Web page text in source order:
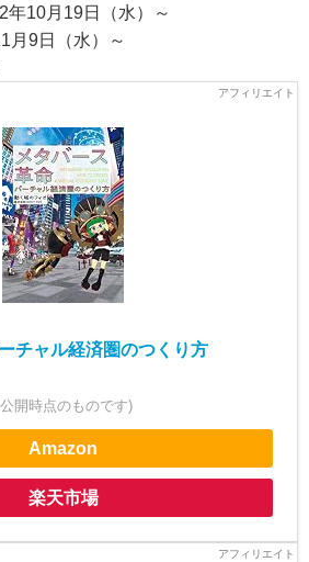
年10月19日（水）～
月9日（水）～
チャル経済圏のつくり方
開時点のものです)
Amazon
楽天市場